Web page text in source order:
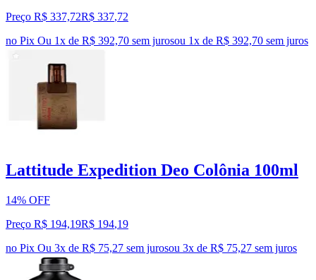
Preço R$ 337,72R$ 337,72
no Pix Ou 1x de R$ 392,70 sem jurosou 1x de R$ 392,70 sem juros
Lattitude Expedition Deo Colônia 100ml
14% OFF
Preço R$ 194,19R$ 194,19
no Pix Ou 3x de R$ 75,27 sem jurosou 3x de R$ 75,27 sem juros